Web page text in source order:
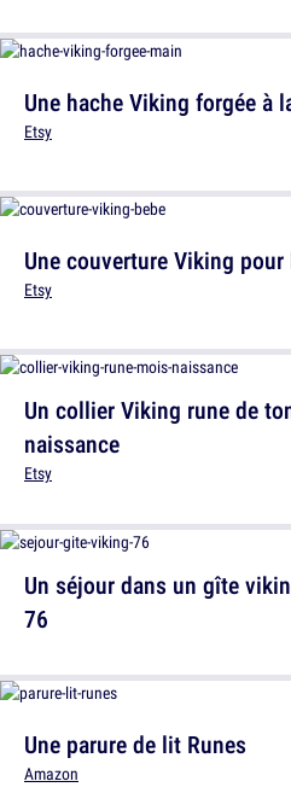
Une couverture Viking pour
Etsy
Un séjour dans un gîte
76
Une hache Viking forgée à
Etsy
Un collier Viking rune de
naissance
Etsy
Une parure de lit Runes
Amazon